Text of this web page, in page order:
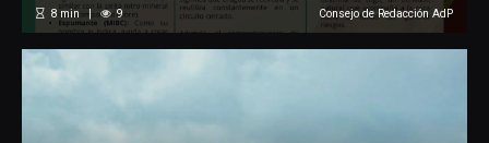
8min 9 Consejo de Redacción AdP